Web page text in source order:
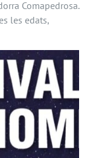
Comapedrosa.
les edats,